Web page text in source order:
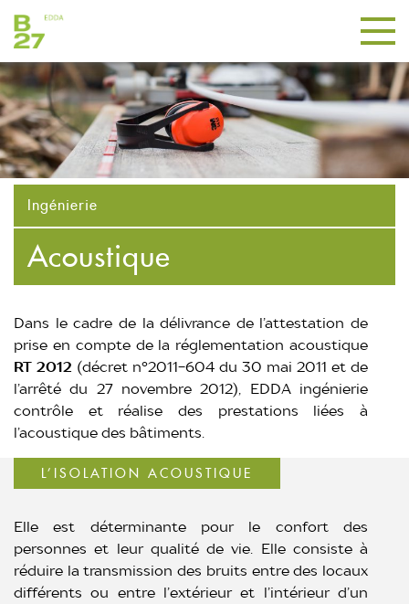
Ingénierie
Acoustique
Dans le cadre de la délivrance de l’attestation de
prise en compte de la réglementation acoustique
RT 2012 (décret n°2011-604 du 30 mai 2011 et de
l’arrêté du 27 novembre 2012), EDDA ingénierie
contrôle et réalise des prestations liées à
l’acoustique des bâtiments.
L’ISOLATION ACOUSTIQUE
Elle est déterminante pour le confort des
personnes et leur qualité de vie. Elle consiste à
réduire la transmission des bruits entre des locaux
différents ou entre l’extérieur et l’intérieur d’un